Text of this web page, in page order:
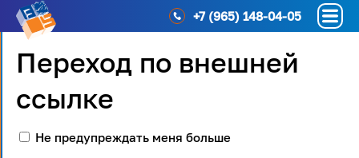
+7 (965) 148-04-05
Переход по внешней
ссылке
Не предупреждать меня больше